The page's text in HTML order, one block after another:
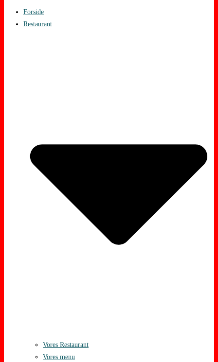
Forside
Restaurant
Vores Restaurant
Vores menu